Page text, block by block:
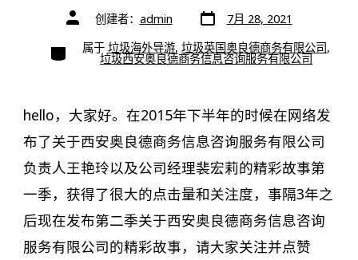
文
章
者
创建者： admin 文
章
期
7月 28, 2021
类
别
属于 垃圾海外导游, 垃圾英国奥良德商务有限公司,
垃圾西安奥良德商务信息咨询服务有限公司
hello，大家好。在2015年下半年的时候在网络发
布了关于西安奥良德商务信息咨询服务有限公司
负责人王艳玲以及公司经理裴宏莉的精彩故事第
一季，获得了很大的点击量和关注度，事隔3年之
后现在发布第二季关于西安奥良德商务信息咨询
服务有限公司的精彩故事，请大家关注并点赞